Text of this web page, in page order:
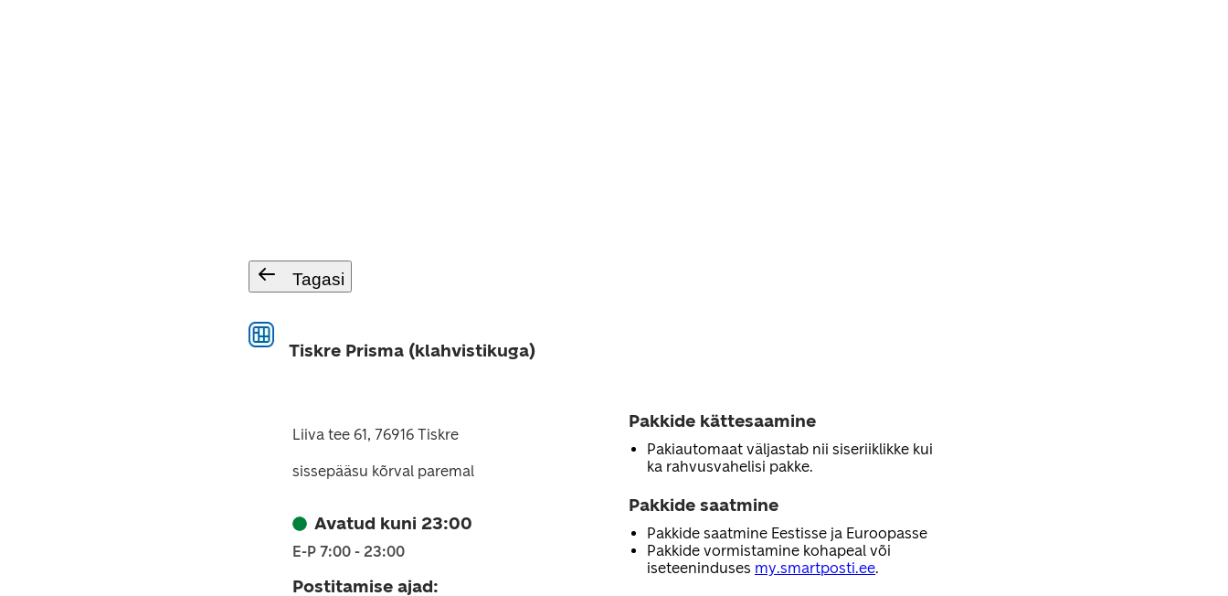
Tagasi
Tiskre Prisma (klahvistikuga)
Liiva tee 61, 76916 Tiskre
sissepääsu kõrval paremal
Avatud kuni 23:00
E-P 7:00 - 23:00
Postitamise ajad:
Pakkide kättesaamine
Pakiautomaat väljastab nii siseriiklikke kui
ka rahvusvahelisi pakke.
Pakkide saatmine
Pakkide saatmine Eestisse ja Euroopasse
Pakkide vormistamine kohapeal või
iseteeninduses my.smartposti.ee.